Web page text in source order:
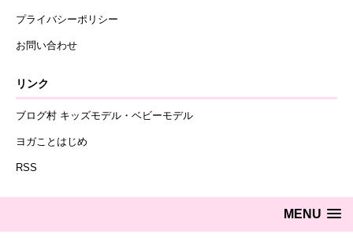
プライバシーポリシー
お問い合わせ
リンク
ブログ村 キッズモデル・ベビーモデル
ヨガことはじめ
RSS
MENU